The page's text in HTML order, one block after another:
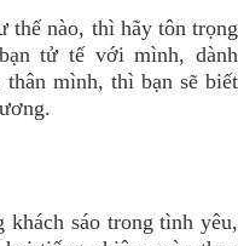
thế nào, thì hãy tôn trọng
tử tế với mình, dành
mình, thì bạn sẽ biết
khách sáo trong tình yêu,